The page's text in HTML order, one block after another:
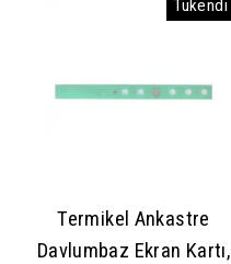
Tükendi
Termikel Ankastre
Davlumbaz Ekran Kartı,